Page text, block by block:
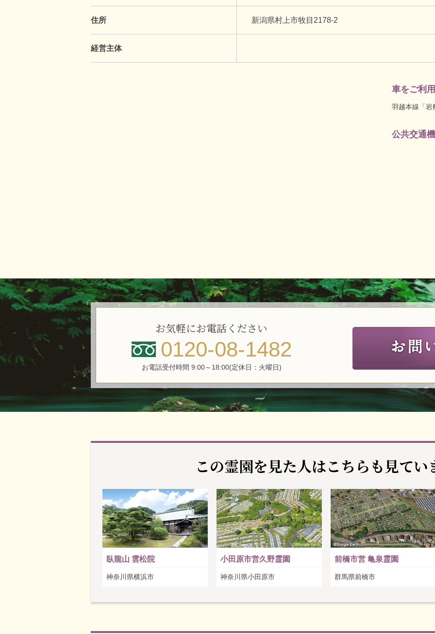
住所 新潟県村上市牧目2178-2
経営主体
車をご利
羽越本線「岩
公共交通
お気軽にお電話ください
0120-08-1482
お電話受付時間 9:00～18:00(定休日：火曜日)
この霊園を見た人はこちらも見てい
臥龍山 雲松院
神奈川県横浜市
小田原市営久野霊園
神奈川県小田原市
前橋市営 亀泉霊園
群馬県前橋市